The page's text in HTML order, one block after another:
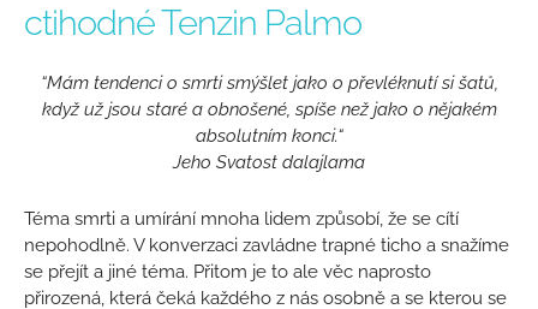
ctihodné Tenzin Palmo
“Mám tendenci o smrti smýšlet jako o převléknutí si šatů,
když už jsou staré a obnošené, spíše než jako o nějakém
absolutním konci.“
Jeho Svatost dalajlama
Téma smrti a umírání mnoha lidem způsobí, že se cítí
nepohodlně. V konverzaci zavládne trapné ticho a snažíme
se přejít a jiné téma. Přitom je to ale věc naprosto
přirozená, která čeká každého z nás osobně a se kterou se